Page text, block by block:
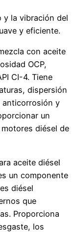
y la vibración del
y eficiente.
con aceite
OCP,
CI-4. Tiene
dispersión
anticorrosión y
un
diésel de
aceite diésel
un componente
diésel
que
Proporciona
los